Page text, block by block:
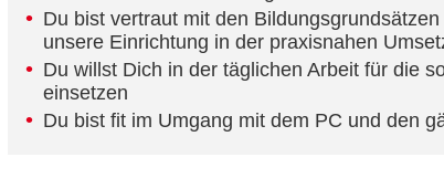
Du bist vertraut mit den
unsere Einrichtung in der praxisnahen
Du willst Dich in der täglichen Arbeit für die
einsetzen
Du bist fit im Umgang mit dem PC und den